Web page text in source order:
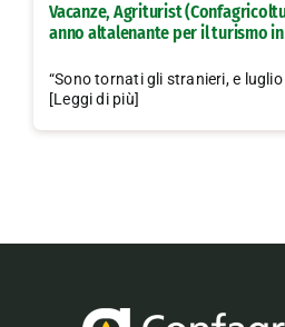
Lavora con noi
Vacanze, Agriturist
anno altalenante per il turismo
“Sono tornati gli stranieri, e
[Leggi di più]